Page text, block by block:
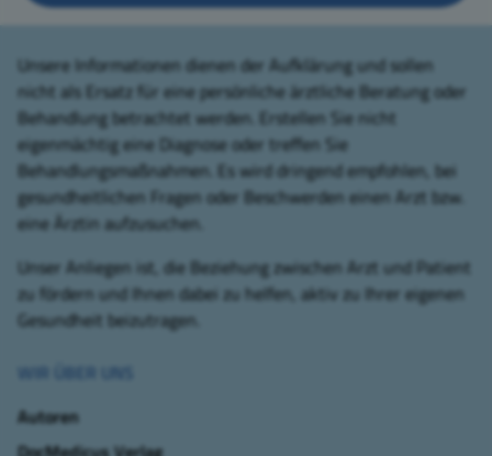
Unsere Informationen dienen der Aufklärung und sollen
nicht als Ersatz für eine persönliche ärztliche Beratung oder
Behandlung betrachtet werden. Erstellen Sie nicht
eigenmächtig eine Diagnose oder treffen Sie
Behandlungsmaßnahmen. Es wird dringend empfohlen, bei
gesundheitlichen Fragen oder Beschwerden einen Arzt bzw.
eine Ärztin aufzusuchen.
Unser Anliegen ist, die Beziehung zwischen Arzt und Patient
zu fördern und Ihnen dabei zu helfen, aktiv zu Ihrer eigenen
Gesundheit beizutragen.
WIR ÜBER UNS
Autoren